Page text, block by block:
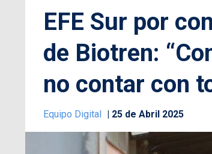
EFE Sur por
de Biotren:
no contar con
Equipo Digital 25 de Abril 2025